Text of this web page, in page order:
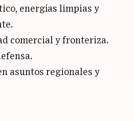
energías limpias y
comercial y fronteriza.
asuntos regionales y